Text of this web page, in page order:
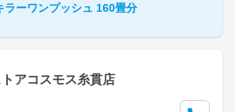
ラーワンプッシュ 160畳分
トアコスモス糸貫店